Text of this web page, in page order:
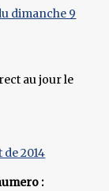
dimanche 9
au jour le
2014
: